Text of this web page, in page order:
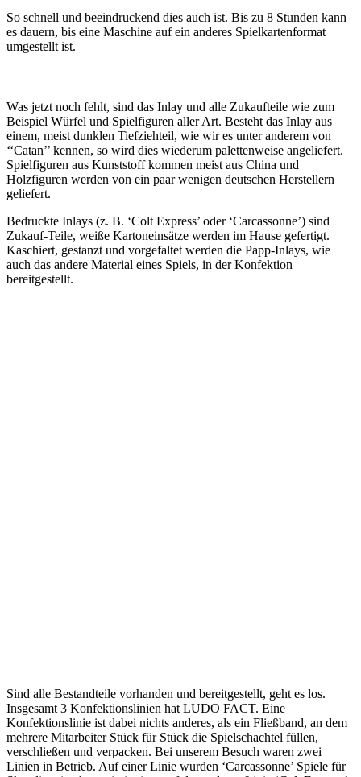
So schnell und beeindruckend dies auch ist. Bis zu 8 Stunden kann
es dauern, bis eine Maschine auf ein anderes Spielkartenformat
umgestellt ist.
Was jetzt noch fehlt, sind das Inlay und alle Zukaufteile wie zum
Beispiel Würfel und Spielfiguren aller Art. Besteht das Inlay aus
einem, meist dunklen Tiefziehteil, wie wir es unter anderem von
‘‘Catan’’ kennen, so wird dies wiederum palettenweise angeliefert.
Spielfiguren aus Kunststoff kommen meist aus China und
Holzfiguren werden von ein paar wenigen deutschen Herstellern
geliefert.
Bedruckte Inlays (z. B. ‘Colt Express’ oder ‘Carcassonne’) sind
Zukauf-Teile, weiße Kartoneinsätze werden im Hause gefertigt.
Kaschiert, gestanzt und vorgefaltet werden die Papp-Inlays, wie
auch das andere Material eines Spiels, in der Konfektion
bereitgestellt.
Sind alle Bestandteile vorhanden und bereitgestellt, geht es los.
Insgesamt 3 Konfektionslinien hat LUDO FACT. Eine
Konfektionslinie ist dabei nichts anderes, als ein Fließband, an dem
mehrere Mitarbeiter Stück für Stück die Spielschachtel füllen,
verschließen und verpacken. Bei unserem Besuch waren zwei
Linien in Betrieb. Auf einer Linie wurden ‘Carcassonne’ Spiele für